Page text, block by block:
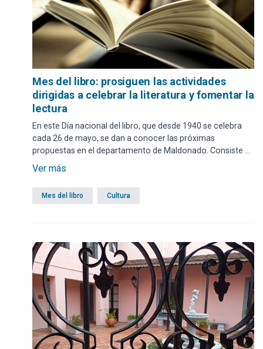
Mes del libro: prosiguen las actividades
dirigidas a celebrar la literatura y fomentar la
lectura
En este Día nacional del libro, que desde 1940 se celebra
cada 26 de mayo, se dan a conocer las próximas
propuestas en el departamento de Maldonado. Consiste en
una fecha en la cual se conmemora el aniversario de la
pública del país fundada en 1816.
Ver más
Mes del libro Cultura